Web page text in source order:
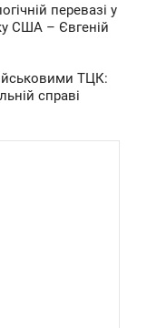
перевазі у
США – Євгеній
ТЦК:
справі